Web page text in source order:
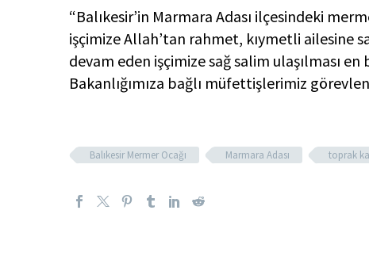
“Balıkesir’in Marmara Adası ilçesindeki
işçimize Allah’tan rahmet, kıymetli ailesine
devam eden işçimize sağ salim ulaşılması
Bakanlığımıza bağlı müfettişlerimiz
Balıkesir Mermer Ocağı Marmara Adası toprak